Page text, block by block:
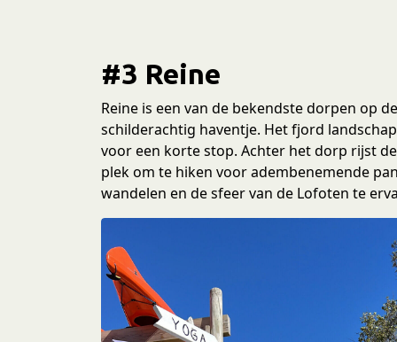
#3 Reine
Reine is een van de bekendste dorpen op
schilderachtig haventje. Het fjord
voor een korte stop. Achter het dorp rijst
plek om te hiken voor adembenemende
wandelen en de sfeer van de Lofoten te